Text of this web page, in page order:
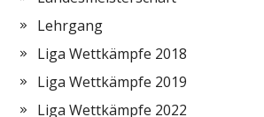
Lehrgang
Liga Wettkämpfe 2018
Liga Wettkämpfe 2019
Liga Wettkämpfe 2022